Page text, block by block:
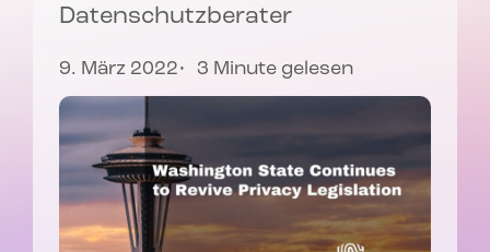
Datenschutzberater
9. März 2022 3 Minute gelesen